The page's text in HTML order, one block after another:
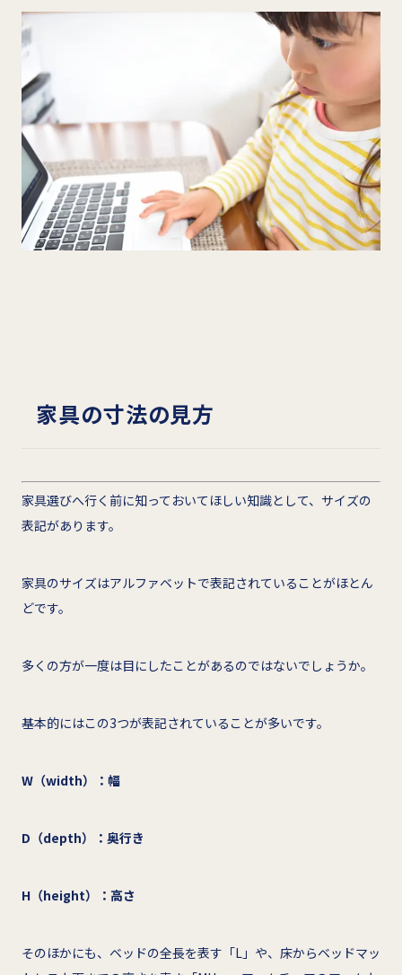
家具の寸法の見方
家具選びへ行く前に知っておいてほしい知識として、サイズの
表記があります。
家具のサイズはアルファベットで表記されていることがほとん
どです。
多くの方が一度は目にしたことがあるのではないでしょうか。
基本的にはこの3つが表記されていることが多いです。
W（width）：幅
D（depth）：奥行き
H（height）：高さ
そのほかにも、ベッドの全長を表す「L」や、床からベッドマッ